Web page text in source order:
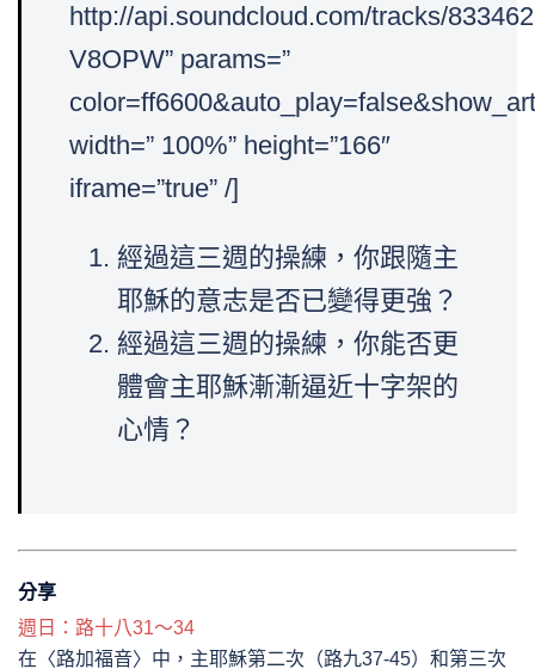
http://api.soundcloud.com/tracks/
V8OPW” params=”
width=” 100%” height=”166″
iframe=”true” /]
經過這三週的操練，你跟隨主
耶穌的意志是否已變得更強？
經過這三週的操練，你能否更
體會主耶穌漸漸逼近十字架的
心情？
分享
週日：路十八31～34
在〈路加福音〉中，主耶穌第二次（路九37-45）和第三次